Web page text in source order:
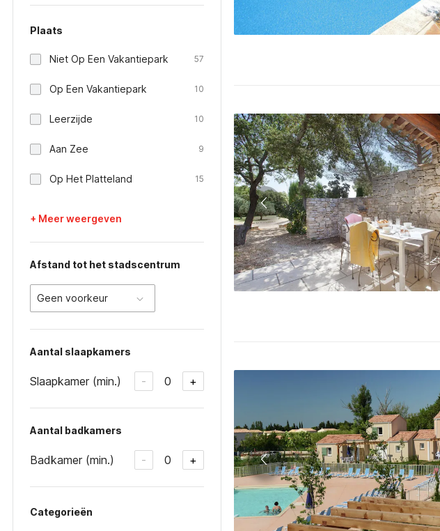
Plaats
Niet Op Een Vakantiepark 57
Op Een Vakantiepark 10
Leerzijde 10
Aan Zee 9
Op Het Platteland 15
+ Meer weergeven
Afstand tot het stadscentrum
Geen voorkeur
Aantal slaapkamers
Slaapkamer (min.) - 0 +
Aantal badkamers
Badkamer (min.) - 0 +
Categorieën